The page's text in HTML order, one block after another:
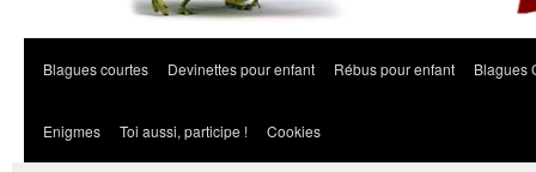
Blagues courtes Devinettes pour enfant Rébus pour enfant Blagues
Enigmes Toi aussi, participe ! Cookies